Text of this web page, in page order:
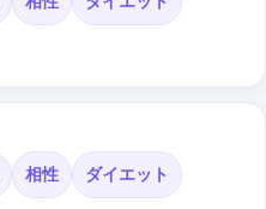
相性 ダイエット